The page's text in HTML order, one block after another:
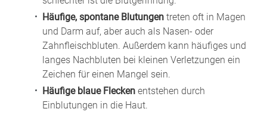
Häufige, spontane Blutungen treten oft in Magen
und Darm auf, aber auch als Nasen- oder
Zahnfleischbluten. Außerdem kann häufiges und
langes Nachbluten bei kleinen Verletzungen ein
Zeichen für einen Mangel sein.
Häufige blaue Flecken entstehen durch
Einblutungen in die Haut.